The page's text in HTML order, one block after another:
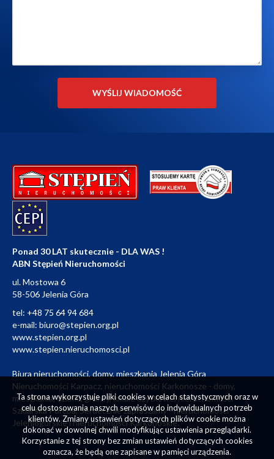
Ponad 30 LAT skutecznie - DLA WAS !
ABN Stępień Nieruchomości
ul. Mostowa 6
58-506 Jelenia Góra
tel: +48 75 64 94 684
e-mail: biuro@stepien.org.pl
www.stepien.org.pl
www.stepien.nieruchomosci.pl
Biura nieruchomości, domy, mieszkania Jelenia Góra
Nieruchomości Karpacz, nieruchomości Karkonosze - domy,
mieszkania, działki, grunty, lokale użytkowe, nieruchomości
Szklarska Poręba. Serdecznie zapraszamy - nieruchomości
Jeleniogórskie i nieruchomości Karkonoskie.
Ta strona wykorzystuje pliki cookies w celach statystycznych oraz w
celu dostosowania naszych serwisów do indywidualnych potrzeb
klientów. Zmiany ustawień dotyczących plików cookie można
dokonać w dowolnej chwili modyfikując ustawienia przeglądarki.
Korzystanie z tej strony bez zmian ustawień dotyczących cookies
oznacza, że będą one zapisane w pamięci urządzenia.